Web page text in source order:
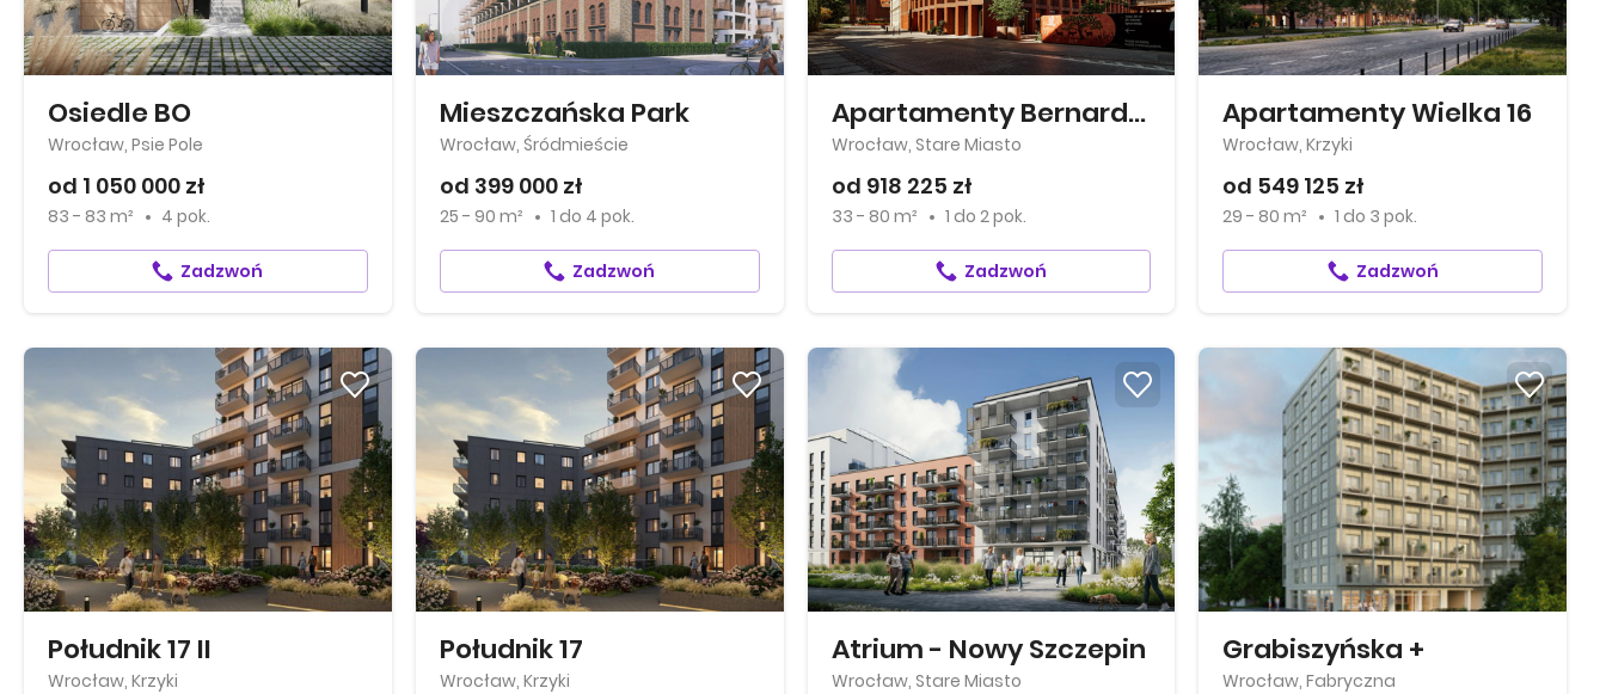
Osiedle BO
Wrocław, Psie Pole
od 1 050 000 zł
83 - 83 m² 4 pok.
Zadzwoń
Mieszczańska Park
Wrocław, Śródmieście
od 399 000 zł
25 - 90 m² 1 do 4 pok.
Zadzwoń
Apartamenty Bernardyńska 4
Wrocław, Stare Miasto
od 918 225 zł
33 - 80 m² 1 do 2 pok.
Zadzwoń
Apartamenty Wielka 16
Wrocław, Krzyki
od 549 125 zł
29 - 80 m² 1 do 3 pok.
Zadzwoń
Południk 17 II
Wrocław, Krzyki
Południk 17
Wrocław, Krzyki
Atrium - Nowy Szczepin
Wrocław, Stare Miasto
Grabiszyńska +
Wrocław, Fabryczna